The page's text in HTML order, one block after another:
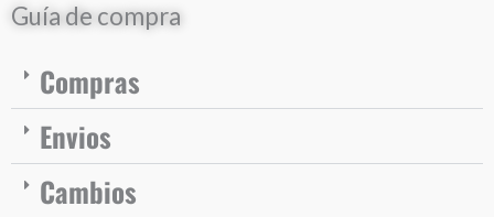
Guía de compra
Compras
Envios
Cambios